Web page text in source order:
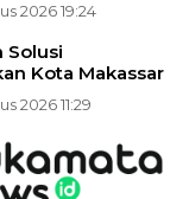
2026 19:24
Solusi
Kota Makassar
2026 11:29